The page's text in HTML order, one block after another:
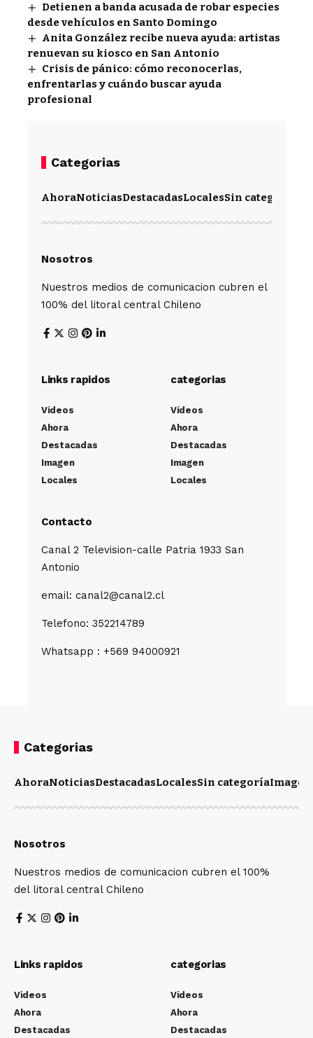
Detienen a banda acusada de robar especies
desde vehículos en Santo Domingo
Anita González recibe nueva ayuda: artistas
renuevan su kiosco en San Antonio
Crisis de pánico: cómo reconocerlas,
enfrentarlas y cuándo buscar ayuda
profesional
Categorias
AhoraNoticiasDestacadasLocalesSin categoría
Nosotros
Nuestros medios de comunicacion cubren el
100% del litoral central Chileno
Links rapidos
Videos
Ahora
Destacadas
Imagen
Locales
categorias
Videos
Ahora
Destacadas
Imagen
Locales
Contacto
Canal 2 Television-calle Patria 1933 San
Antonio
email: canal2@canal2.cl
Telefono: 352214789
Whatsapp : +569 94000921
Categorias
AhoraNoticiasDestacadasLocalesSin categoríaImagen
Nosotros
Nuestros medios de comunicacion cubren el 100%
del litoral central Chileno
Links rapidos
Videos
Ahora
Destacadas
categorias
Videos
Ahora
Destacadas